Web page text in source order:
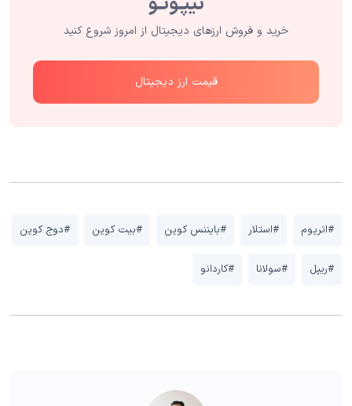
خرید و فروش ارزهای دیجیتال از امروز شروع کنید
قیمت ارز دیجیتال
#اتریوم #استلار #بایننس کوین #بیت کوین #دوج کوین
#ریپل #سولانا #کاردانو